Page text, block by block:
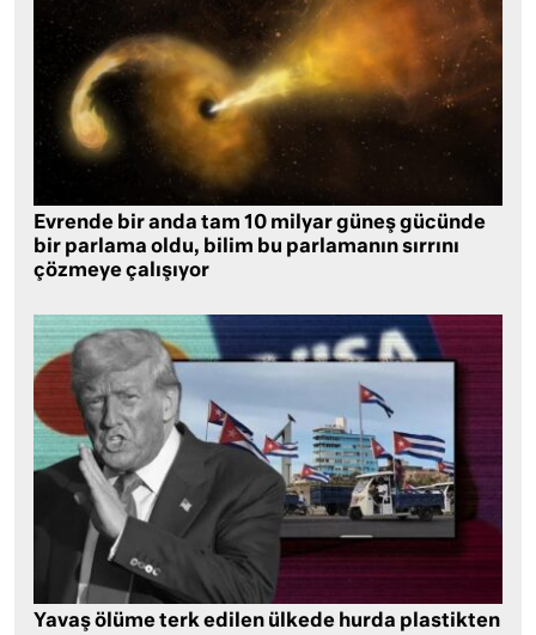
Evrende bir anda tam 10 milyar güneş gücünde
bir parlama oldu, bilim bu parlamanın sırrını
çözmeye çalışıyor
Yavaş ölüme terk edilen ülkede hurda plastikten